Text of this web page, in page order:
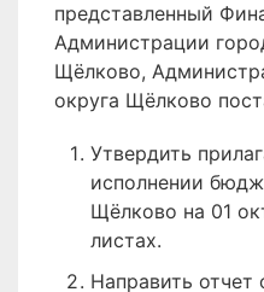
представленный
Администрации
Щёлково,
округа Щёлково
Утвердить
исполнении
Щёлково на 01
листах.
Направить отчет